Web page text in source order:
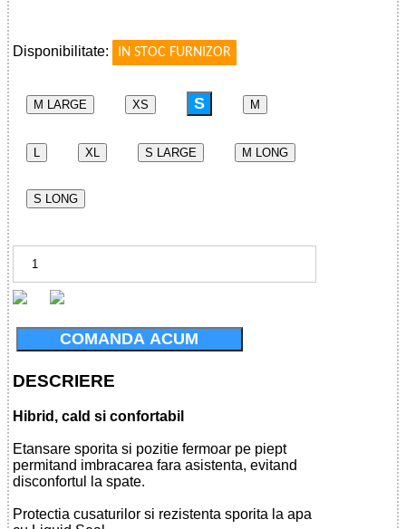
Disponibilitate:
IN STOC FURNIZOR
M LARGE XS S M
L XL S LARGE M LONG
S LONG
COMANDA ACUM
DESCRIERE
Hibrid, cald si confortabil
Etansare sporita si pozitie fermoar pe piept
permitand imbracarea fara asistenta, evitand
disconfortul la spate.
Protectia cusaturilor si rezistenta sporita la apa